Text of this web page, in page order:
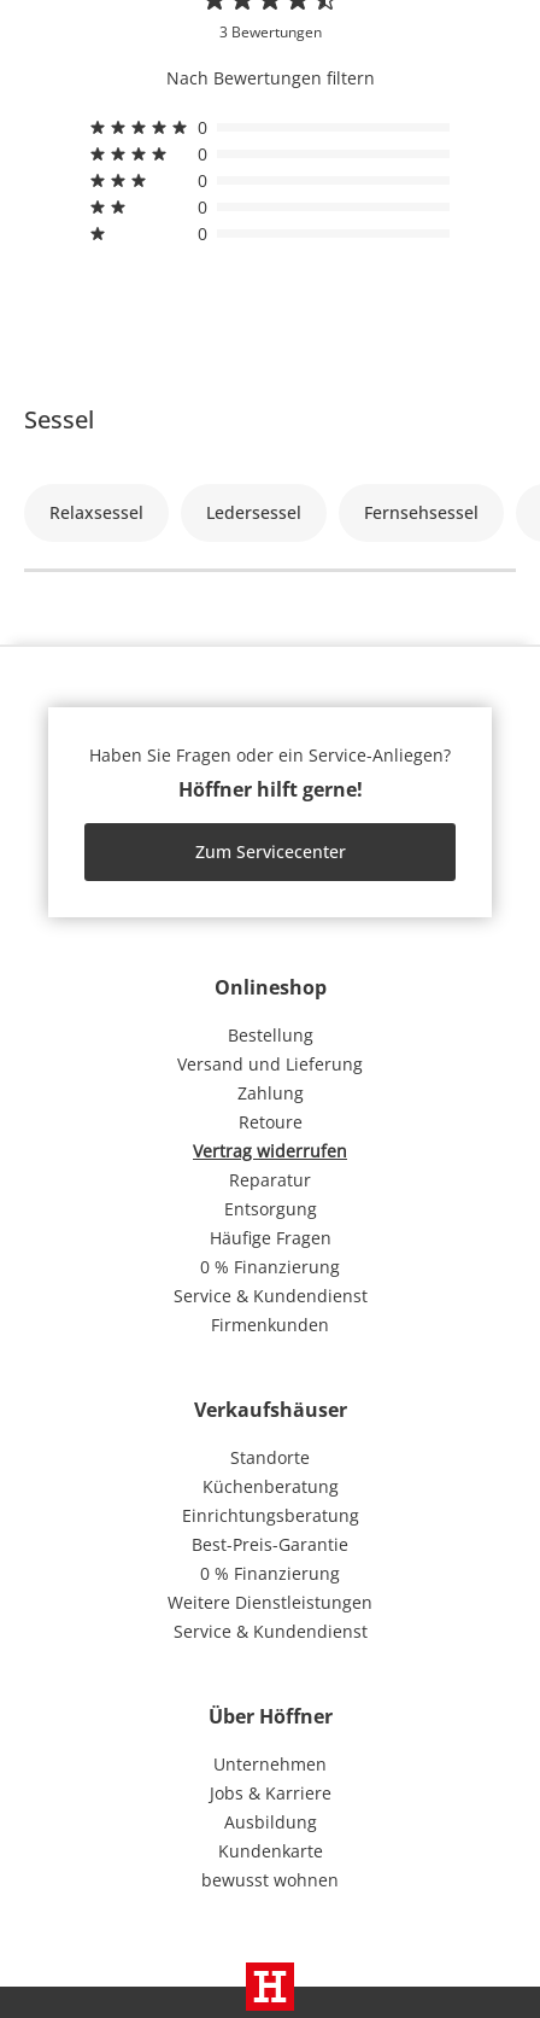
3 Bewertungen
Nach Bewertungen filtern
0
0
0
0
0
Sessel
Relaxsessel Ledersessel Fernsehsessel
Onlineshop
Bestellung
Versand und Lieferung
Zahlung
Retoure
Vertrag widerrufen
Reparatur
Entsorgung
Häufige Fragen
0 % Finanzierung
Service & Kundendienst
Firmenkunden
Verkaufshäuser
Standorte
Küchenberatung
Einrichtungsberatung
Best-Preis-Garantie
0 % Finanzierung
Weitere Dienstleistungen
Service & Kundendienst
Über Höffner
Unternehmen
Jobs & Karriere
Ausbildung
Kundenkarte
bewusst wohnen
Haben Sie Fragen oder ein Service-Anliegen?
Höffner hilft gerne!
Zum Servicecenter